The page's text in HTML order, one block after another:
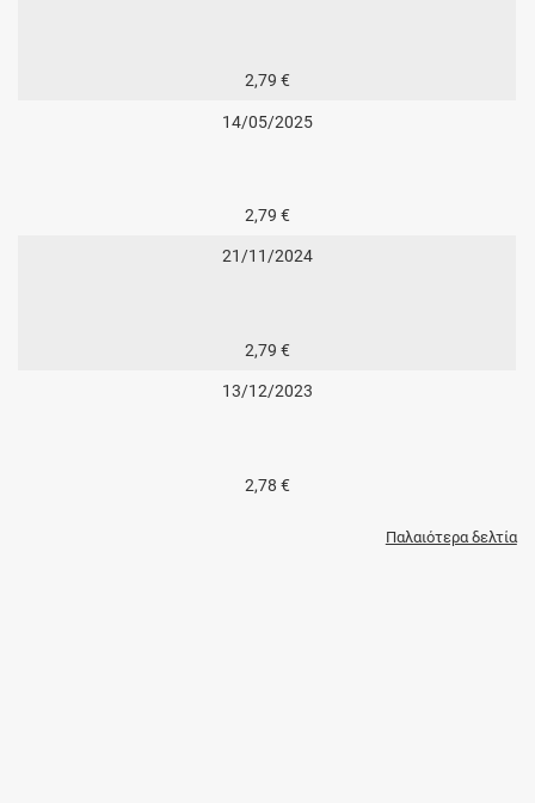
2,79 €
14/05/2025
2,79 €
21/11/2024
2,79 €
13/12/2023
2,78 €
Παλαιότερα δελτία